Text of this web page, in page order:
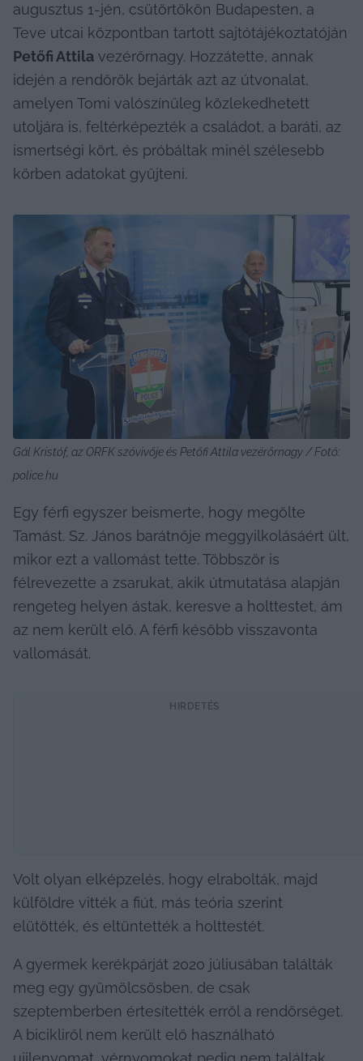
augusztus 1-jén, csütörtökön Budapesten, a
Petőfi Attila vezérőrnagy. Hozzátette, annak
idején a rendőrök bejárták azt az útvonalat,
amelyen Tomi valószínűleg közlekedhetett
utoljára is, feltérképezték a családot, a baráti, az
ismertségi kört, és próbáltak minél szélesebb
körben adatokat gyűjteni.
Gál Kristóf, az ORFK szóvivője és Petőfi Attila vezérőrnagy / Fotó:
police.hu
Egy férfi egyszer beismerte, hogy megölte
Tamást. Sz. János barátnője meggyilkolásáért ült,
mikor ezt a vallomást tette. Többször is
félrevezette a zsarukat, akik útmutatása alapján
rengeteg helyen ástak, keresve a holttestet, ám
az nem került elő. A férfi később visszavonta
vallomását.
HIRDETÉS
Volt olyan elképzelés, hogy elrabolták, majd
külföldre vitték a fiút, más teória szerint
elütötték, és eltüntették a holttestét.
A gyermek kerékpárját 2020 júliusában találták
meg egy gyümölcsösben, de csak
szeptemberben értesítették erről a rendőrséget.
A bicikliről nem került elő használható